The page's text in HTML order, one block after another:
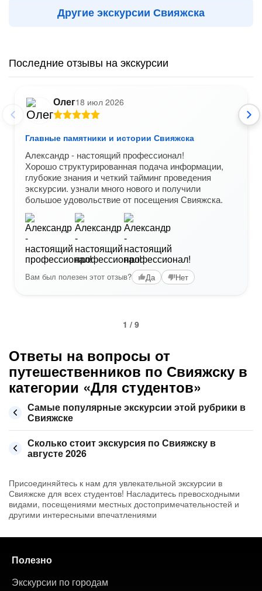
Другие экскурсии Свияжска
Последние отзывы на экскурсии
Олег18 июл 2026
Главные памятники и истории Свияжска
Александр - настоящий профессионал!
Хорошо структурированная подача информации,
глубокие знания и четкий тайминг проведения
экскурсии. узнали много нового и получили
большое удовольствие от посещения Свияжска.
Вам был полезен этот отзыв? Да Нет
1 / 9
Ответы на вопросы от
путешественников по Свияжску в
категории «Для студентов»
Самые популярные экскурсии этой рубрики в
Свияжске
Сколько стоит экскурсия по Свияжску в
августе 2026
Присоединяйтесь к нам для увлекательной экскурсии в
Свияжске для всех студентов! Насладитесь превосходными
видами, посещениями местных достопримечательностей и
другими интересными впечатлениями
Полезно
Экскурсии по городам